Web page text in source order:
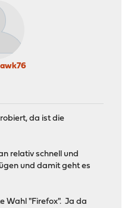
da ist die
relativ schnell und
und damit geht es
Wahl "Firefox". Ja da